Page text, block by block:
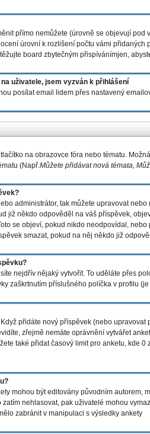
přímo nemůžete (úrovně se objevují
úrovní k rozlišení počtu vámi
board zbytečným přispívánímjen,
uživatele, jsem vyzván k přihlášení
posílat email lidem přes nastavený
na obrazovce fóra nebo tématu.
(Např.Můžete přidávat nová témata,
administrátor, tak můžete upravovat
již někdo odpověděl na váš příspěvek,
se objeví, pokud nikdo neodpovídal,
smazat, pokud na něj někdo již
nejdřív nějaký vytvořit. To uděláte přes
zaškrtnutím příslušného políčka v profilu
přidáte nový příspěvek (nebo
zřejmě nemáte oprávnění vytvářet
také přidat časový limit pro anketu, kde
mohou být editovány původním
nehlasovat, pak uživatelé mohou
zabránit v manipulaci s výsledky ankety